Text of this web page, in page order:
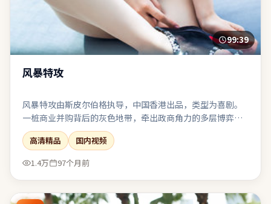
99:39
风暴特攻
风暴特攻由斯皮尔伯格执导，中国香港出品，类型为喜剧。
一桩商业并购背后的灰色地带，牵出政商角力的多层博弈。
科幻设定严谨自洽，伦理讨论紧跟其后而不流于说教。对同
类题材感到疲劳的观众，仍可能因其视角差异而获得新鲜
感。
高清精品
国内视频
1.4万
97个月前